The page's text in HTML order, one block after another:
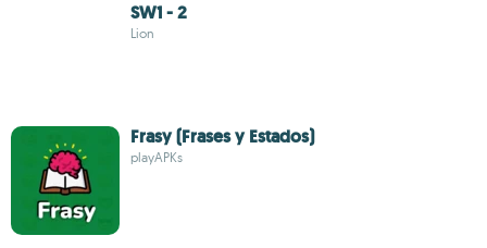
SW1 - 2
Lion
Frasy (Frases y Estados)
playAPKs